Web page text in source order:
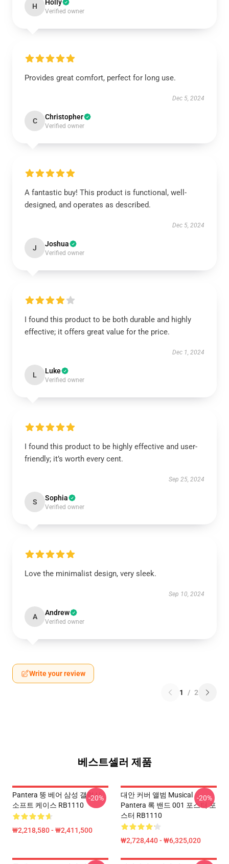
H Holly
Verified owner
Provides great comfort, perfect for long use.
Dec 5, 2024
C Christopher
Verified owner
A fantastic buy! This product is functional, well-
designed, and operates as described.
Dec 5, 2024
J Joshua
Verified owner
I found this product to be both durable and highly
effective; it offers great value for the price.
Dec 1, 2024
L Luke
Verified owner
I found this product to be highly effective and user-
friendly; it’s worth every cent.
Sep 25, 2024
S Sophia
Verified owner
Love the minimalist design, very sleek.
Sep 10, 2024
A Andrew
Verified owner
Write your review
1 / 2
베스트셀러 제품
Pantera 뚱 베어 삼성 갤럭시
소프트 케이스 RB1110
₩2,218,580 - ₩2,411,500
-20%
대안 커버 앨범 Musical
Pantera 록 밴드 001 포스터 포
스터 RB1110
₩2,728,440 - ₩6,325,020
-20%